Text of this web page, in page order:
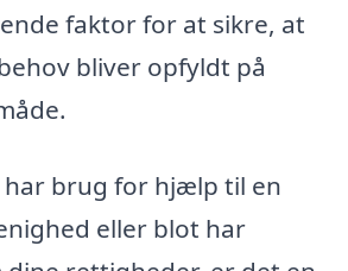
faktor for at sikre, at
bliver opfyldt på
har brug for hjælp til en
eller blot har